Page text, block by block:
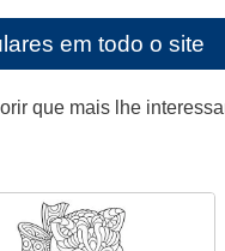
em todo o site
que mais lhe